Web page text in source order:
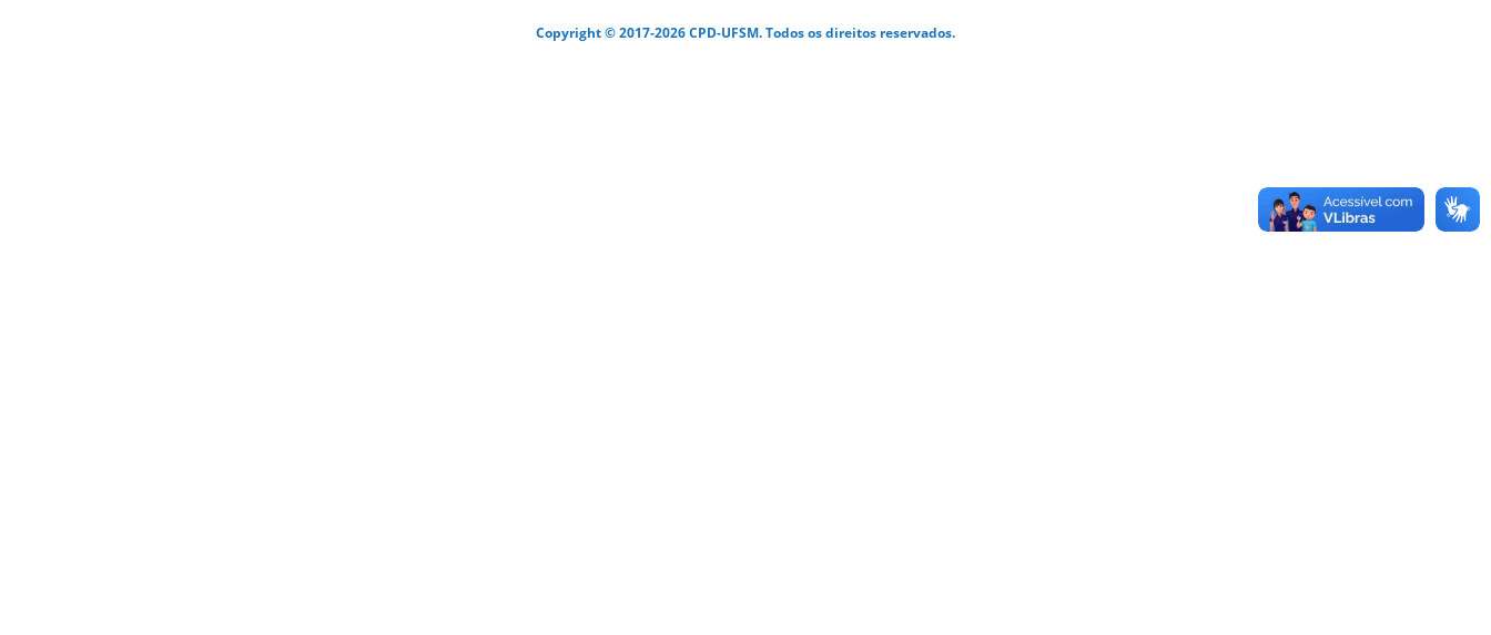
Copyright © 2017-2026 CPD-UFSM. Todos os direitos reservados.